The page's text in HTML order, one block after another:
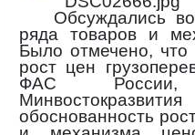
Обсуждались
ряда товаров и
Было отмечено, что
рост цен
ФАС России,
обоснованность